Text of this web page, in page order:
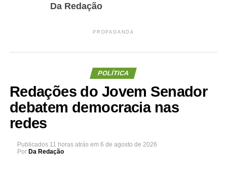
Da Redação
PROPAGANDA
POLÍTICA
Redações do Jovem Senador
debatem democracia nas
redes
Publicados 11 horas atrás em 6 de agosto de 2026
Por Da Redação